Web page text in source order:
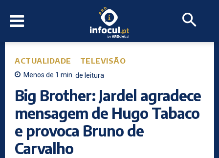
ACTUALIDADE TELEVISÃO
Menos de 1 min. de leitura
Big Brother: Jardel agradece
mensagem de Hugo Tabaco
e provoca Bruno de
Carvalho